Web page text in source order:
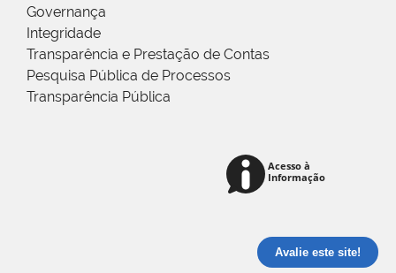
Governança
Integridade
Transparência e Prestação de Contas
Pesquisa Pública de Processos
Transparência Pública
Avalie este site!